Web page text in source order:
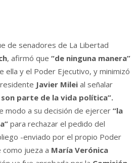
de senadores de La Libertad
, afirmó que“de ninguna manera”
ella y el Poder Ejecutivo, y minimizó
Javier Milei al señalar
parte de la vida política”.
modo a su decisión de ejercer “la
para rechazar el pedido del
-enviado por el propio Poder
jueza a María Verónica